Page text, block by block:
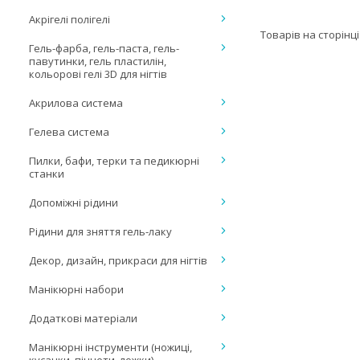
Акрігелі полігелі
Гель-фарба, гель-паста, гель-
павутинки, гель пластилін,
кольорові гелі 3D для нігтів
Акрилова система
Гелева система
Пилки, бафи, терки та педикюрні
станки
Допоміжні рідини
Рідини для зняття гель-лаку
Декор, дизайн, прикраси для нігтів
Манікюрні набори
Додаткові матеріали
Манікюрні інструменти (ножиці,